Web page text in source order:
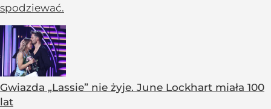
spodziewać.
Gwiazda „Lassie” nie żyje. June Lockhart miała 100
lat